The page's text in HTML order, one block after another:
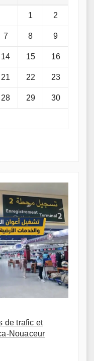
1 2
7 8 9
14 15 16
21 22 23
28 29 30
de trafic et
Nouaceur